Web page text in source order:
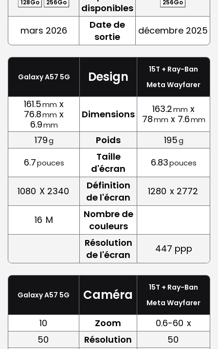
128Go 256Go
disponibles
256Go
mars 2026
Date de
sortie
décembre 2025
Galaxy A57 5G Design
15T + Ray-Ban
Meta Wayfarer
161.5mm x
76.8mm x
6.9mm
Dimensions 163.2mm x
78mm x 7.6mm
179g Poids 195g
6.7pouces
Taille
d'écran
6.83pouces
1080 X 2340
Définition
de l'écran
1280 x 2772
16 M
Nombre de
couleurs
Résolution
de l'écran
447 ppp
Galaxy A57 5G Caméra
15T + Ray-Ban
Meta Wayfarer
10 Zoom 0.6-60 x
50
Résolution
50